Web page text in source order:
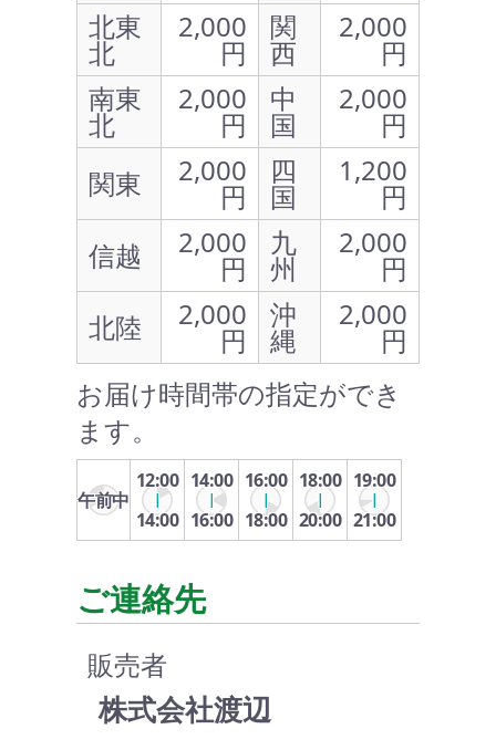
北東
北
2,000
円
関
西
2,000
円
南東
北
2,000
円
中
国
2,000
円
関東
2,000
円
四
国
1,200
円
信越
2,000
円
九
州
2,000
円
北陸
2,000
円
沖
縄
2,000
円
お届け時間帯の指定ができ
ます。
午前中
12:00
14:00
14:00
16:00
16:00
18:00
18:00
20:00
19:00
21:00
ご連絡先
販売者
株式会社渡辺